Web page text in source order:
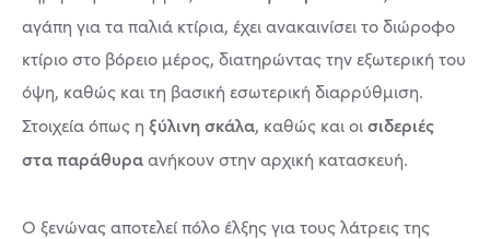
αγάπη για τα παλιά κτίρια, έχει ανακαινίσει το διώροφο
κτίριο στο βόρειο μέρος, διατηρώντας την εξωτερική του
όψη, καθώς και τη βασική εσωτερική διαρρύθμιση.
Στοιχεία όπως η ξύλινη σκάλα, καθώς και οισιδεριές
στα παράθυραανήκουν στην αρχική κατασκευή.
Ο ξενώνας αποτελεί πόλο έλξης για τους λάτρεις της